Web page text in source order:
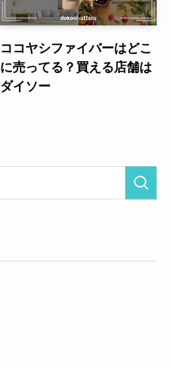
ココヤシファイバーはどこ
に売ってる？買える店舗は
ダイソー